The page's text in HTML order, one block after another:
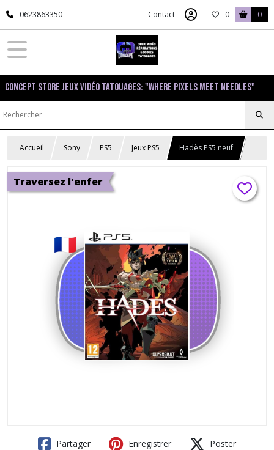
0623863350 Contact 0 0
Concept Store Jeux Vidéo Tatouages: "Where pixels meet needles"
Accueil Sony PS5 Jeux PS5 Hadès PS5 neuf
Traversez l'enfer
Partager Enregistrer Poster